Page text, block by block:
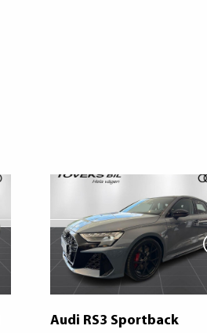
Audi RS3 Sportback